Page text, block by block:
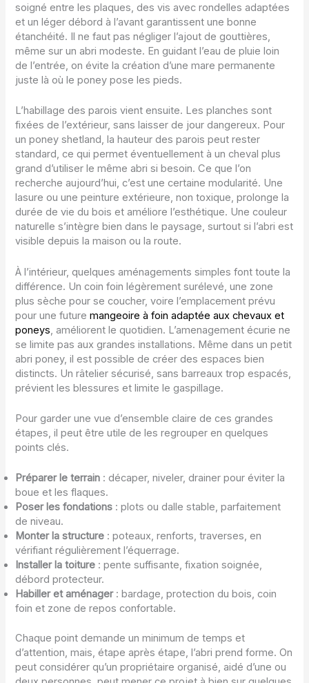
soigné entre les plaques, des vis avec rondelles adaptées
et un léger débord à l’avant garantissent une bonne
étanchéité. Il ne faut pas négliger l’ajout de gouttières,
même sur un abri modeste. En guidant l’eau de pluie loin
de l’entrée, on évite la création d’une mare permanente
juste là où le poney pose les pieds.
L’habillage des parois vient ensuite. Les planches sont
fixées de l’extérieur, sans laisser de jour dangereux. Pour
un poney shetland, la hauteur des parois peut rester
standard, ce qui permet éventuellement à un cheval plus
grand d’utiliser le même abri si besoin. Ce que l’on
recherche aujourd’hui, c’est une certaine modularité. Une
lasure ou une peinture extérieure, non toxique, prolonge la
durée de vie du bois et améliore l’esthétique. Une couleur
naturelle s’intègre bien dans le paysage, surtout si l’abri est
visible depuis la maison ou la route.
À l’intérieur, quelques aménagements simples font toute la
différence. Un coin foin légèrement surélevé, une zone
plus sèche pour se coucher, voire l’emplacement prévu
pour une futuremangeoire à foin adaptée aux chevaux et
poneys, améliorent le quotidien. L’amenagement écurie ne
se limite pas aux grandes installations. Même dans un petit
abri poney, il est possible de créer des espaces bien
distincts. Un râtelier sécurisé, sans barreaux trop espacés,
prévient les blessures et limite le gaspillage.
Pour garder une vue d’ensemble claire de ces grandes
étapes, il peut être utile de les regrouper en quelques
points clés.
Préparer le terrain : décaper, niveler, drainer pour éviter la
boue et les flaques.
Poser les fondations : plots ou dalle stable, parfaitement
de niveau.
Monter la structure : poteaux, renforts, traverses, en
vérifiant régulièrement l’équerrage.
Installer la toiture : pente suffisante, fixation soignée,
débord protecteur.
Habiller et aménager: bardage, protection du bois, coin
foin et zone de repos confortable.
Chaque point demande un minimum de temps et
d’attention, mais, étape après étape, l’abri prend forme. On
peut considérer qu’un propriétaire organisé, aidé d’une ou